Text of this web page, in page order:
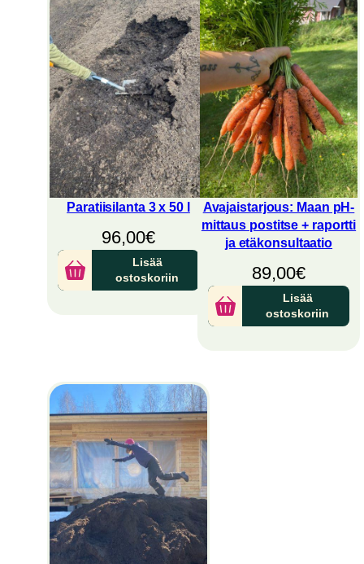
Paratiisilanta 3 x 50 l
96,00€
Lisää
ostoskoriin
Avajaistarjous: Maan pH-
mittaus postitse + raportti
ja etäkonsultaatio
89,00€
Lisää
ostoskoriin